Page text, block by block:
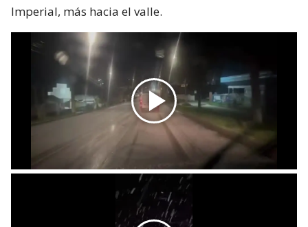
Imperial, más hacia el valle.